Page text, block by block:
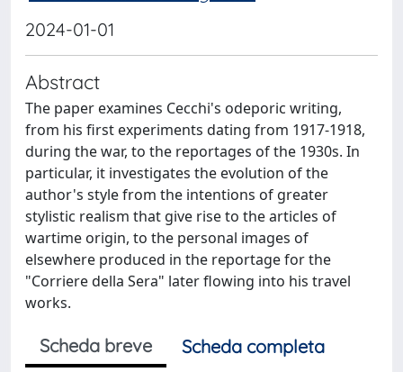
2024-01-01
Abstract
The paper examines Cecchi's odeporic writing,
from his first experiments dating from 1917-1918,
during the war, to the reportages of the 1930s. In
particular, it investigates the evolution of the
author's style from the intentions of greater
stylistic realism that give rise to the articles of
wartime origin, to the personal images of
elsewhere produced in the reportage for the
"Corriere della Sera" later flowing into his travel
works.
Scheda breve
Scheda completa